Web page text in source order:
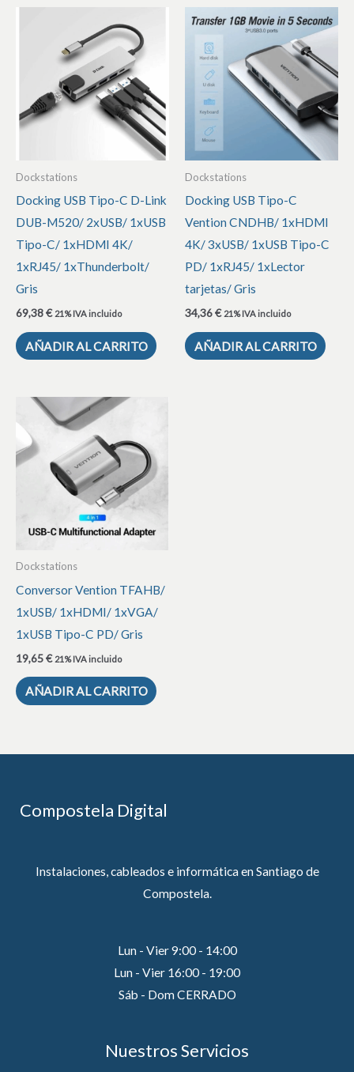
Dockstations
Docking USB Tipo-C D-Link
DUB-M520/ 2xUSB/ 1xUSB
Tipo-C/ 1xHDMI 4K/
1xRJ45/ 1xThunderbolt/
Gris
69,38€ 21% IVA incluido
AÑADIR AL CARRITO
Dockstations
Docking USB Tipo-C
Vention CNDHB/ 1xHDMI
4K/ 3xUSB/ 1xUSB Tipo-C
PD/ 1xRJ45/ 1xLector
tarjetas/ Gris
34,36€ 21% IVA incluido
AÑADIR AL CARRITO
Dockstations
Conversor Vention TFAHB/
1xUSB/ 1xHDMI/ 1xVGA/
1xUSB Tipo-C PD/ Gris
19,65€ 21% IVA incluido
AÑADIR AL CARRITO
Compostela Digital
Instalaciones, cableados e informática en Santiago de
Compostela.
Lun - Vier 9:00 - 14:00
Lun - Vier 16:00 - 19:00
Sáb - Dom CERRADO
Nuestros Servicios